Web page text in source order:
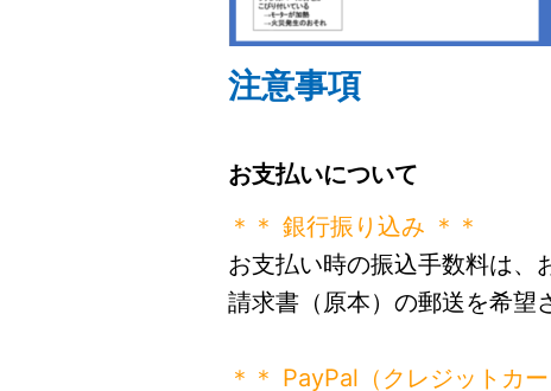
注意事項
お支払いについて
＊＊ 銀行振り込み ＊＊
お支払い時の振込手数料は、
請求書（原本）の郵送を希望
＊＊ PayPal（クレジットカ